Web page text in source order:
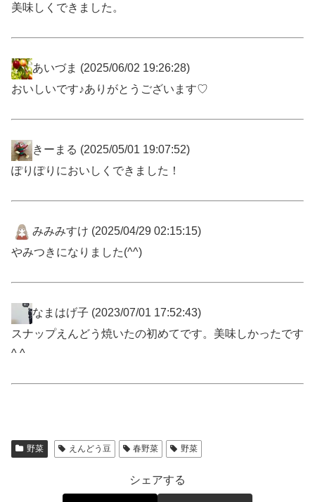
美味しくできました。
あいづま (2025/06/02 19:26:28)
おいしいです♪ありがとうございます♡
きーまる (2025/05/01 19:07:52)
ぽりぽりにおいしくできました！
みみみすけ (2025/04/29 02:15:15)
やみつきになりました(^^)
なまはげ子 (2023/07/01 17:52:43)
スナップえんどう焼いたの初めてです。美味しかったです
^ ^
野菜 えんどう豆 春野菜 野菜
シェアする